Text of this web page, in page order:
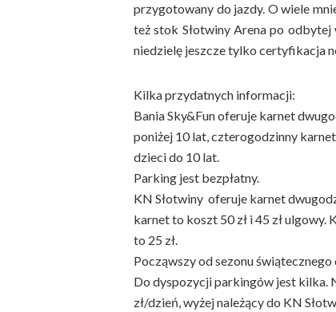
przygotowany do jazdy. O wiele
też stok Słotwiny Arena po odbytej
niedzielę jeszcze tylko certyfikacja
Kilka przydatnych informacji:
Bania Sky&Fun oferuje karnet
poniżej 10 lat, czterogodzinny
dzieci do 10 lat.
Parking jest bezpłatny.
KN Słotwiny oferuje karnet
karnet to koszt 50 zł i 45 zł
to 25 zł.
Począwszy od sezonu świątecznego
Do dyspozycji parkingów jest kilka.
zł/dzień, wyżej należący do KN